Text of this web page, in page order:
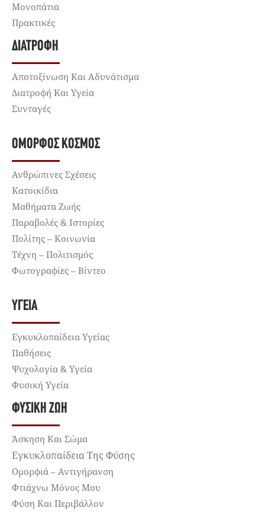
Μονοπάτια
Πρακτικές
ΔΙΑΤΡΟΦΉ
Αποτοξίνωση Και Αδυνάτισμα
Διατροφή Και Υγεία
Συνταγές
ΌΜΟΡΦΟΣ ΚΌΣΜΟΣ
Ανθρώπινες Σχέσεις
Κατοικίδια
Μαθήματα Ζωής
Παραβολές & Ιστορίες
Πολίτης – Κοινωνία
Τέχνη – Πολιτισμός
Φωτογραφίες – Βίντεο
ΥΓΕΊΑ
Εγκυκλοπαίδεια Υγείας
Παθήσεις
Ψυχολογία & Υγεία
Φυσική Υγεία
ΦΥΣΙΚΉ ΖΩΉ
Άσκηση Και Σώμα
Εγκυκλοπαίδεια Της Φύσης
Ομορφιά – Αντιγήρανση
Φτιάχνω Μόνος Μου
Φύση Και Περιβάλλον